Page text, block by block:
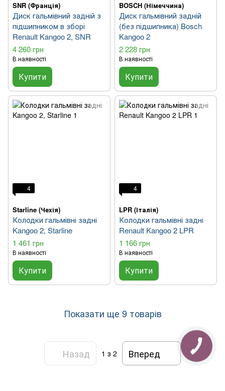
SNR (Франція)
Диск гальмівний задній з
підшипником в зборі
Renault Kangoo 2, SNR
4 260 грн
В наявності
Купити
BOSCH (Німеччина)
Диск гальмівний задній
(без підшипника) Bosch
Kangoo 2
2 228 грн
В наявності
Купити
4
Starline (Чехія)
Колодки гальмівні задні
Kangoo 2, Starline
1 461 грн
В наявності
Купити
4
LPR (Італія)
Колодки гальмівні задні
Renault Kangoo 2 LPR
1 166 грн
В наявності
Купити
Показати ще 9 товарів
Назад 1 з 2 Вперед